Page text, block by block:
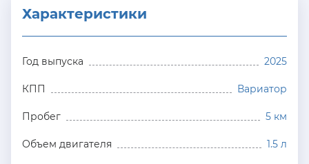
Характеристики
Год выпуска 2025
КПП Вариатор
Пробег 5 км
Объем двигателя 1.5 л